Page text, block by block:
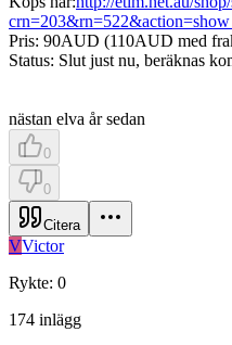
Pris: 90AUD (110AUD med
Status: Slut just nu, beräknas
nästan elva år sedan
0
0
Citera
VVictor
Rykte: 0
174 inlägg